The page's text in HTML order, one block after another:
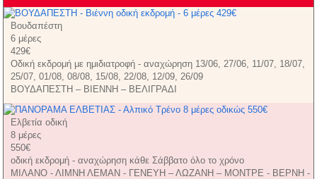
Βουδαπέστη
6 μέρες
429€
Οδική εκδρομή με ημιδιατροφή - αναχώρηση 13/06, 27/06, 11/07, 18/07,
25/07, 01/08, 08/08, 15/08, 22/08, 12/09, 26/09
ΒΟΥΔΑΠΕΣΤΗ – ΒΙΕΝΝΗ – ΒΕΛΙΓΡΑΔΙ
Ελβετία οδική
8 μέρες
550€
οδική εκδρομή - αναχώρηση κάθε Σάββατο όλο το χρόνο
ΜΙΛΑΝΟ - ΛΙΜΝΗ ΛΕΜΑΝ - ΓΕΝΕΥΗ – ΛΩΖΑΝΗ – ΜΟΝΤΡΕ - ΒΕΡΝΗ -